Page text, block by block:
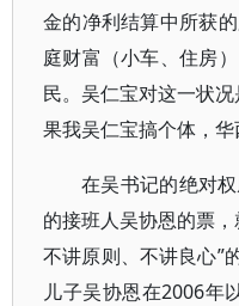
金的净利结算中所获
庭财富（小车、住房
民。吴仁宝对这一状
果我吴仁宝搞个体，
在吴书记的绝对
的接班人吴协恩的票，
不讲原则、不讲良心”
儿子吴协恩在2006年